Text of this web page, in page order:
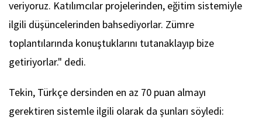
veriyoruz. Katılımcılar projelerinden, eğitim sistemiyle
ilgili düşüncelerinden bahsediyorlar. Zümre
toplantılarında konuştuklarını tutanaklayıp bize
getiriyorlar." dedi.
Tekin, Türkçe dersinden en az 70 puan almayı
gerektiren sistemle ilgili olarak da şunları söyledi: